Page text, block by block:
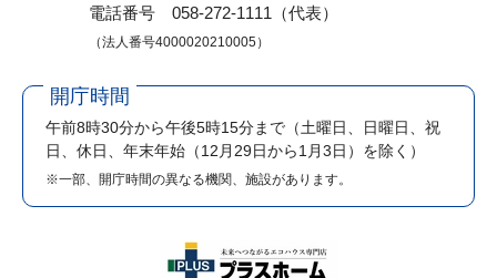
電話番号 058-272-1111（代表）
（法人番号4000020210005）
開庁時間
午前8時30分から午後5時15分まで （土曜日、日曜日、祝
日、休日、年末年始（12月29日から1月3日）を除く）
※一部、開庁時間の異なる機関、施設があります。